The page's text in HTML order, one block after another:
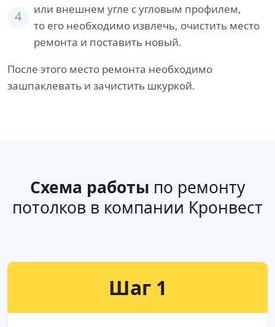
4
или внешнем угле с угловым профилем,
то его необходимо извлечь, очистить место
ремонта и поставить новый.
После этого место ремонта необходимо
зашпаклевать и зачистить шкуркой.
Схема работы по ремонту
потолков в компании Кронвест
Шаг 1